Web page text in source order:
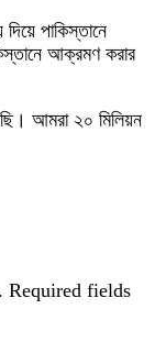
দিয়ে পাকিস্তানে
আক্রমণ করার
আমরা ২০ মিলিয়ন
Required fields